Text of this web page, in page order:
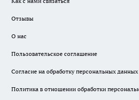
Отзывы
О нас
Пользовательское соглашение
Согласие на обработку персональных данных
Политика в отношении обработки